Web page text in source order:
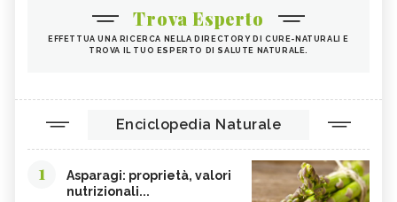
Trova Esperto
EFFETTUA UNA RICERCA NELLA DIRECTORY DI CURE-NATURALI E
TROVA IL TUO ESPERTO DI SALUTE NATURALE.
Enciclopedia Naturale
1
Asparagi: proprietà, valori
nutrizionali...